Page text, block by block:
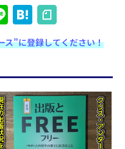
Li
n
e
H
at
e
n
a
”に登録してください！